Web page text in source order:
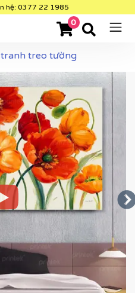
hệ: 0377 22 1985
0
tranh treo tường